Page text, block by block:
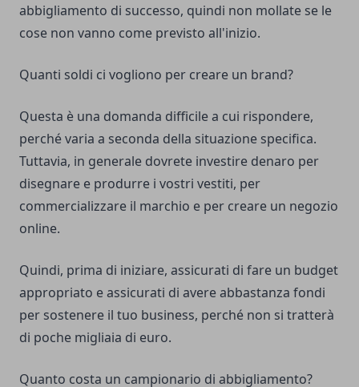
abbigliamento di successo, quindi non mollate se le
cose non vanno come previsto all'inizio.
Quanti soldi ci vogliono per creare un brand?
Questa è una domanda difficile a cui rispondere,
perché varia a seconda della situazione specifica.
Tuttavia, in generale dovrete investire denaro per
disegnare e produrre i vostri vestiti, per
commercializzare il marchio e per creare un negozio
online.
Quindi, prima di iniziare, assicurati di fare un budget
appropriato e assicurati di avere abbastanza fondi
per sostenere il tuo business, perché non si tratterà
di poche migliaia di euro.
Quanto costa un campionario di abbigliamento?